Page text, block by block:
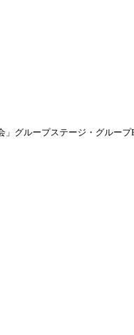
グループステージ・グループ